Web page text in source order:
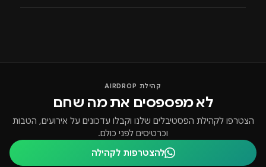
קהילת AIRDROP
לא מפספסים את מה שחם
הצטרפו לקהילת הפסטיבלים שלנו וקבלו עדכונים על אירועים, הטבות
וכרטיסים לפני כולם.
להצטרפות לקהילה